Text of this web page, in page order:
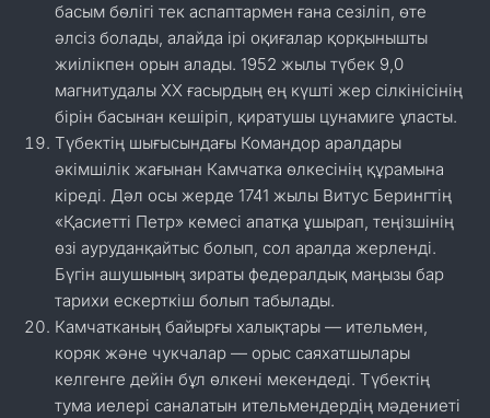
басым бөлігі тек аспаптармен ғана сезіліп, өте
әлсіз болады, алайда ірі оқиғалар қорқынышты
жиілікпен орын алады. 1952 жылы түбек 9,0
магнитудалы XX ғасырдың ең күшті жер сілкінісінің
бірін басынан кешіріп, қиратушы цунамиге ұласты.
Түбектің шығысындағы Командор аралдары
әкімшілік жағынан Камчатка өлкесінің құрамына
кіреді. Дәл осы жерде 1741 жылы Витус Берингтің
«Қасиетті Петр» кемесі апатқа ұшырап, теңізшінің
өзі ауруданқайтыс болып, сол аралда жерленді.
Бүгін ашушының зираты федералдық маңызы бар
тарихи ескерткіш болып табылады.
Камчатканың байырғы халықтары — ительмен,
коряк және чукчалар — орыс саяхатшылары
келгенге дейін бұл өлкені мекендеді. Түбектің
тума иелері саналатын ительмендердің мәдениеті